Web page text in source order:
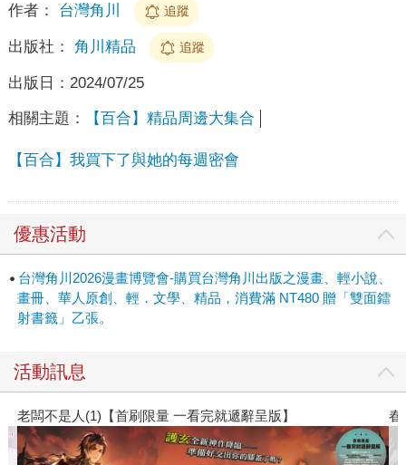
作者： 台灣角川 追蹤
出版社： 角川精品 追蹤
出版日： 2024/07/25
相關主題： 【百合】精品周邊大集合
【百合】我買下了與她的每週密會
優惠活動
台灣角川2026漫畫博覽會-購買台灣角川出版之漫畫、輕小說、
畫冊、華人原創、輕．文學、精品，消費滿 NT480 贈「雙面鐳
射書籤」乙張。
活動訊息
春光ｘ奇幻基地｜全書系展